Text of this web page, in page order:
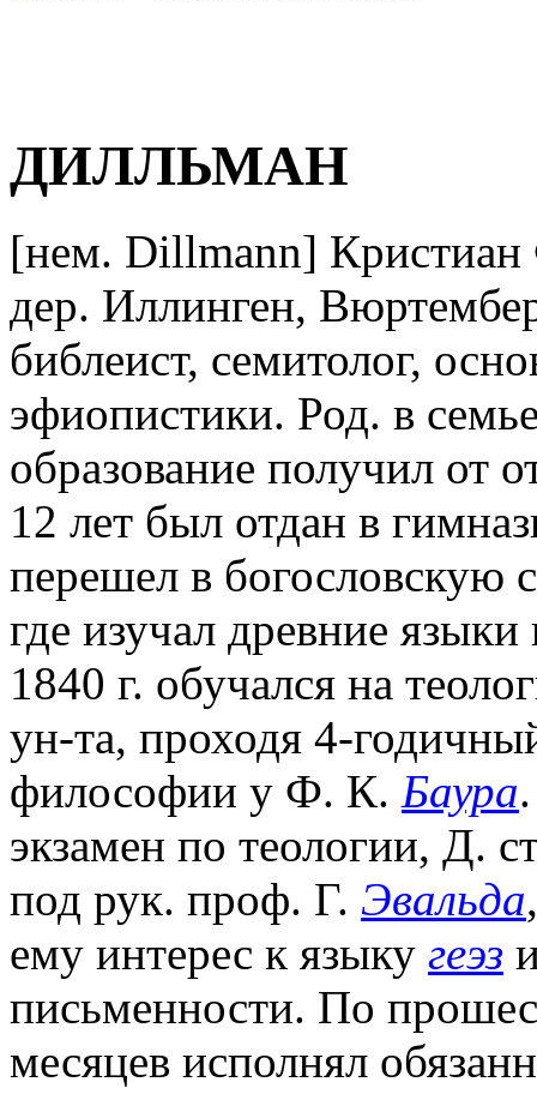
ДИЛЛЬМАН
[нем. Dillmann]
дер. Иллинген,
библеист, семитолог,
эфиопистики. Род. в
образование получил от
12 лет был отдан в
перешел в
где изучал древние
1840 г. обучался на
ун-та, проходя 4-
философии у Ф. К. Баура
экзамен по теологии, Д.
под рук. проф. Г. Эвальда
ему интерес к языку геэз
письменности. По
месяцев исполнял